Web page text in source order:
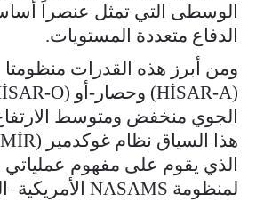
الوسطى التي تمثل عنصراً
الدفاع متعددة المستويات.
ومن أبرز هذه القدرات منظومتا
الجوي منخفض ومتوسط
الذي يقوم على مفهوم عملياتي
لمنظومة NASAMS الأمريكية–النرويجية.